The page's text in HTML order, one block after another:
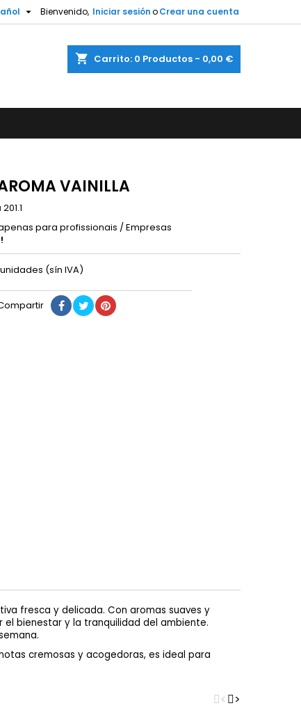
Bienvenido, Iniciar sesiónoCrear una cuenta

shopping_cart Carrito: 0 Productos - 0,00 €
VAINILLA
201.1
para profissionais / Empresas
(sín IVA)
fresca y delicada. Con aromas suaves y
bienestar y la tranquilidad del ambiente.
cremosas y acogedoras, es ideal para
>
<